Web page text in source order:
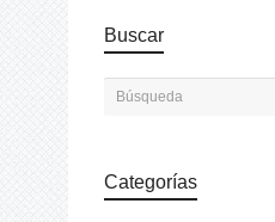
Buscar
Categorías